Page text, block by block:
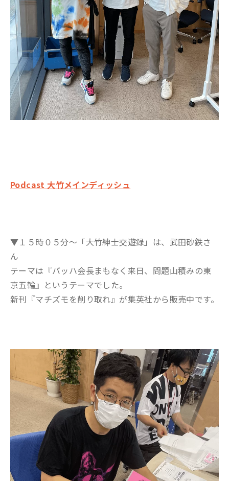
Podcast 大竹メインディッシュ
▼１５時０５分～「大竹紳士交遊録」は、武田砂鉄さ
ん
テーマは『バッハ会長まもなく来日、問題山積みの東
京五輪』というテーマでした。
新刊『マチズモを削り取れ』が集英社から販売中です。